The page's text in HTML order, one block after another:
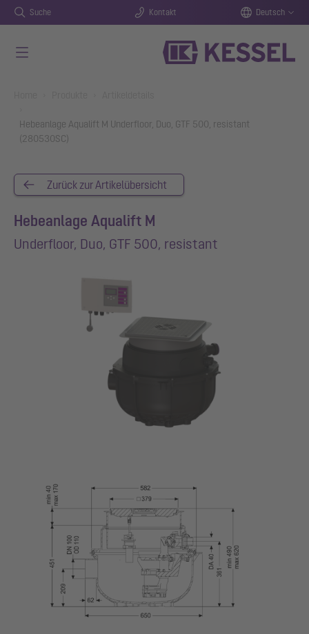
Suche Kontakt Deutsch
Hebeanlage Aqualift M Underfloor, Duo, GTF 500, resistant
(280530SC)
Zurück zur Artikelübersicht
Hebeanlage Aqualift M
Underfloor, Duo, GTF 500, resistant